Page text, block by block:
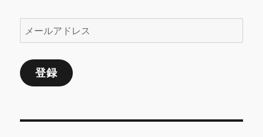
ー
ル
ア
ス
登録